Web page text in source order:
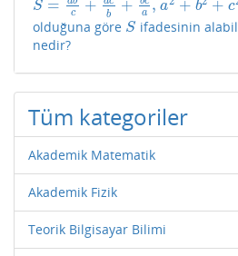
S =
c
+
b
+
a ,
S= ab c+a cb +bc a, a + b + c
a2 +b2+c 2= 1
olduğuna göre S
S ifadesinin
nedir?
Tüm kategoriler
Akademik Matematik
Akademik Fizik
Teorik Bilgisayar Bilimi